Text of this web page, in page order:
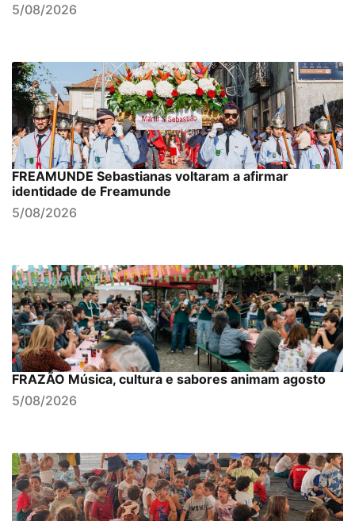
5/08/2026
FREAMUNDE Sebastianas voltaram a afirmar
identidade de Freamunde
5/08/2026
FRAZÃO Música, cultura e sabores animam agosto
5/08/2026